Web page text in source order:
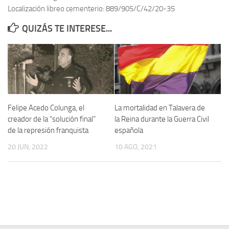
Memoria Histórica
Investigación previa de la represión en Talavera de la Reina (1937-
1947).
Informe Represión en Toledo 1936-1947 | Buscador
Informe de la fosa de abril de 1939 de Tembleque
Enciclopedia Republicana
Militantes históricos IR
Personajes republicanos
Localización libreo cementerio: 889/905/C/42/20-35
QUIZÁS TE INTERESE...
Felipe Acedo Colunga, el
creador de la “solución final”
de la represión franquista
20 JUN, 2022
La mortalidad en Talavera de
la Reina durante la Guerra Civil
española
10 AGO, 2021